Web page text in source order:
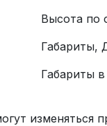
Высота по
Габариты,
Габариты
изменяться